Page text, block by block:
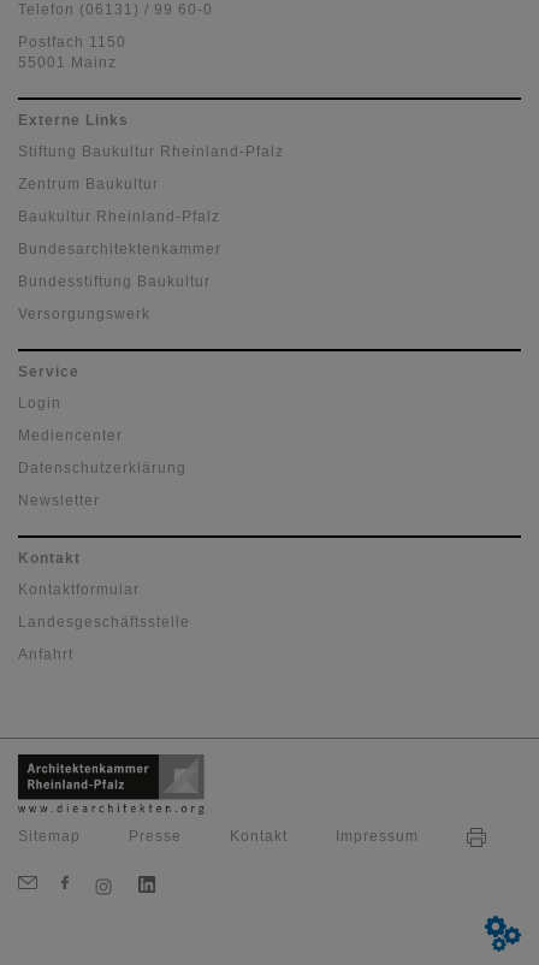
Telefon (06131) / 99 60-0
Postfach 1150
55001 Mainz
Externe Links
Stiftung Baukultur Rheinland-Pfalz
Zentrum Baukultur
Baukultur Rheinland-Pfalz
Bundesarchitektenkammer
Bundesstiftung Baukultur
Versorgungswerk
Service
Login
Mediencenter
Datenschutzerklärung
Newsletter
Kontakt
Kontaktformular
Landesgeschäftsstelle
Anfahrt
Sitemap Presse Kontakt Impressum